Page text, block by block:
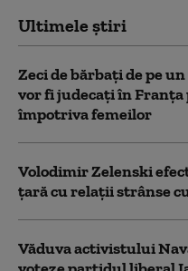
Ultimele știri
Zeci de bărbați de pe
vor fi judecați în
împotriva femeilor
Volodimir Zelenski
țară cu relații strânse
Văduva activistului